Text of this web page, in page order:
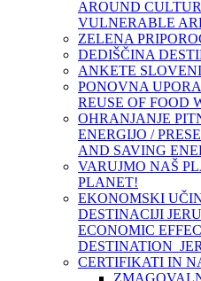
AROUND
VULNERABLE
ZELENA
DEDIŠČINA
ANKETE
PONOVNA
REUSE OF FOOD
OHRANJANJE
ENERGIJO /
AND SAVING
VARUJMO NAŠ
PLANET!
EKONOMSKI
DESTINACIJI
ECONOMIC
DESTINATION
CERTIFIKATI IN